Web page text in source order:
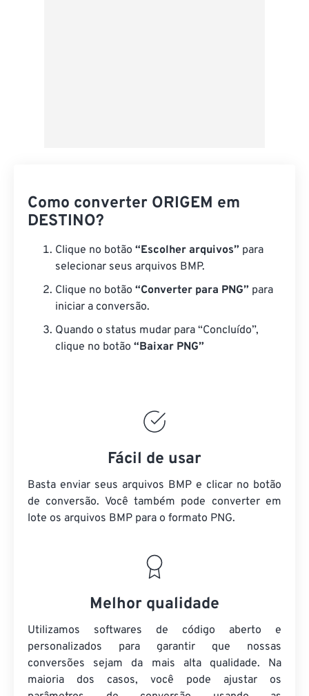
Como converter ORIGEM em
DESTINO?
Clique no botão “Escolher arquivos” para
selecionar seus arquivos BMP.
Clique no botão “Converter para PNG” para
iniciar a conversão.
Quando o status mudar para “Concluído”,
clique no botão “Baixar PNG”
Fácil de usar
Basta enviar seus arquivos BMP e clicar no botão
de conversão. Você também pode converter em
lote os arquivos BMP para o formato PNG.
Melhor qualidade
Utilizamos softwares de código aberto e
personalizados para garantir que nossas
conversões sejam da mais alta qualidade. Na
maioria dos casos, você pode ajustar os